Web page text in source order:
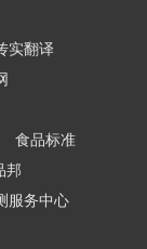
实翻译
食品标准
邦
服务中心